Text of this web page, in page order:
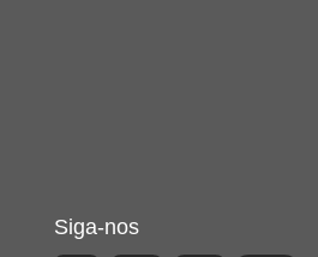
Siga-nos